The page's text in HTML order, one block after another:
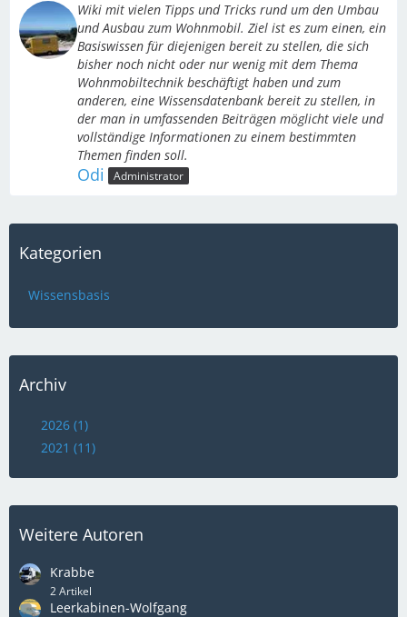
Wiki mit vielen Tipps und Tricks rund um den Umbau
und Ausbau zum Wohnmobil. Ziel ist es zum einen, ein
Basiswissen für diejenigen bereit zu stellen, die sich
bisher noch nicht oder nur wenig mit dem Thema
Wohnmobiltechnik beschäftigt haben und zum
anderen, eine Wissensdatenbank bereit zu stellen, in
der man in umfassenden Beiträgen möglicht viele und
vollständige Informationen zu einem bestimmten
Themen finden soll.
Odi Administrator
Kategorien
Wissensbasis
Archiv
2026 (1)
2021 (11)
Weitere Autoren
Krabbe
2 Artikel
Leerkabinen-Wolfgang